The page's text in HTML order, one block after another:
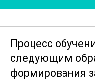
аспектом
инструментов, а
первой помощи
травм.
Процесс
следующим
формирования